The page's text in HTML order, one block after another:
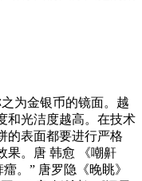
为金银币的镜面。越
和光洁度越高。在技术
的表面都要进行严格
果。唐 韩愈 《嘲鼾
。” 唐罗隐《晚眺》